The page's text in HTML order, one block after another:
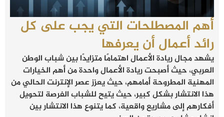
أهم المصطلحات التي يجب على كل
رائد أعمال أن يعرفها
يشهد مجال ريادة الأعمال اهتمامًا متزايدًا بين شباب الوطن
العربي، حيث أصبحت ريادة الأعمال واحدة من أهم الخيارات
المهنية المطروحة أمامهم، حيث يعزز عصر الإنترنت الحالي من
هذا الانتشار بشكل كبير، حيث يتيح للشباب الفرصة لتحويل
أفكارهم إلى مشاريع واقعية، كما يتنوع هذا الانتشار بين